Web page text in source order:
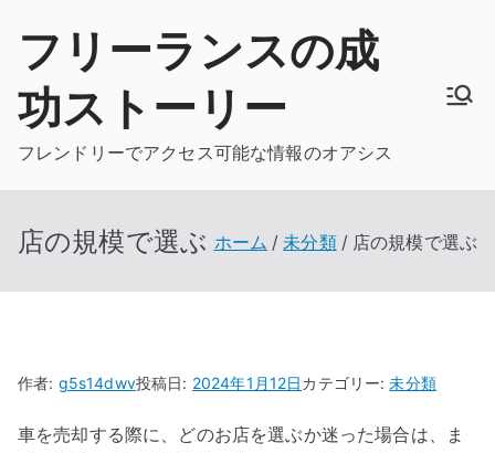
フリーランスの成
功ストーリー
フレンドリーでアクセス可能な情報のオアシス
店の規模で選ぶ ホーム 未分類 店の規模で選ぶ
作者: g5s14dwv投稿日: 2024年1月12日カテゴリー:未分類
車を売却する際に、どのお店を選ぶか迷った場合は、ま